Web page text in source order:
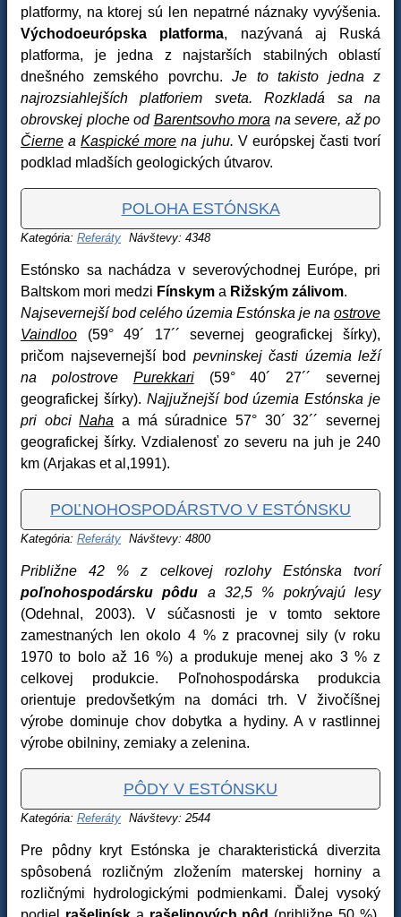
platformy, na ktorej sú len nepatrné náznaky vyvýšenia.
Východoeurópska platforma, nazývaná aj Ruská
platforma, je jedna z najstarších stabilných oblastí
dnešného zemského povrchu.Je to takisto jedna z
najrozsiahlejších platforiem sveta. Rozkladá sa na
obrovskej ploche od Barentsovho mora na severe, až po
Čierne aKaspické more na juhu. V európskej časti tvorí
podklad mladších geologických útvarov.
POLOHA ESTÓNSKA
Kategória: Referáty Návštevy: 4348
Estónsko sa nachádza v severovýchodnej Európe, pri
Baltskom mori medzi Fínskym a Rižským zálivom.
Najsevernejší bod celého územia Estónska je na ostrove
Vaindloo (59° 49´ 17´´ severnej geografickej šírky),
pričom najsevernejší bod pevninskej časti územia leží
na polostrove Purekkari(59° 40´ 27´´ severnej
geografickej šírky). Najjužnejší bod územia Estónska je
pri obciNaha a má súradnice 57° 30´ 32´´ severnej
geografickej šírky. Vzdialenosť zo severu na juh je 240
km (Arjakas et al,1991).
POĽNOHOSPODÁRSTVO V ESTÓNSKU
Kategória: Referáty Návštevy: 4800
Približne 42 % z celkovej rozlohy Estónska tvorí
poľnohospodársku pôdu a 32,5 % pokrývajú lesy
(Odehnal, 2003). V súčasnosti je v tomto sektore
zamestnaných len okolo 4 % z pracovnej sily (v roku
1970 to bolo až 16 %) a produkuje menej ako 3 % z
celkovej produkcie. Poľnohospodárska produkcia
orientuje predovšetkým na domáci trh. V živočíšnej
výrobe dominuje chov dobytka a hydiny. A v rastlinnej
výrobe obilniny, zemiaky a zelenina.
PÔDY V ESTÓNSKU
Kategória: Referáty Návštevy: 2544
Pre pôdny kryt Estónska je charakteristická diverzita
spôsobená rozličným zložením materskej horniny a
rozličnými hydrologickými podmienkami. Ďalej vysoký